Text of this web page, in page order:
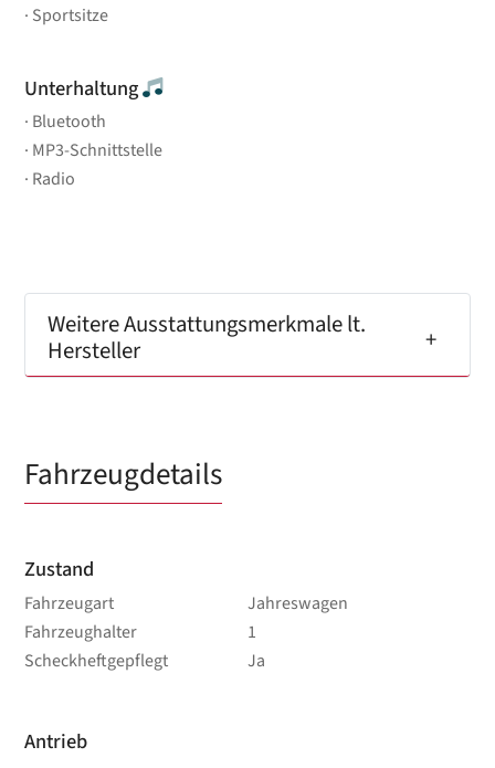
Sportsitze
Unterhaltung
Bluetooth
MP3-Schnittstelle
Radio
Weitere Ausstattungsmerkmale lt.
Hersteller
Fahrzeugdetails
Zustand
Fahrzeugart
Jahreswagen
Fahrzeughalter
1
Scheckheftgepflegt
Ja
Antrieb